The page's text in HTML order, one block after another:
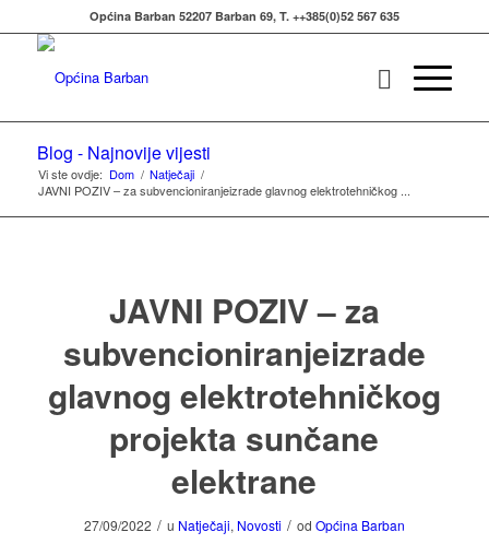
Općina Barban 52207 Barban 69, T. ++385(0)52 567 635
Blog - Najnovije vijesti
Vi ste ovdje: Dom / Natječaji /
JAVNI POZIV – za subvencioniranjeizrade glavnog elektrotehničkog ...
JAVNI POZIV – za
subvencioniranjeizrade
glavnog elektrotehničkog
projekta sunčane
elektrane
27/09/2022 / u Natječaji, Novosti / od Općina Barban